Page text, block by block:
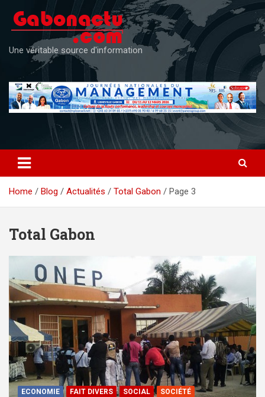
content
Une véritable source d'information
Home Blog Actualités Total Gabon Page 3
Total Gabon
ECONOMIE FAIT DIVERS SOCIAL SOCIÉTÉ